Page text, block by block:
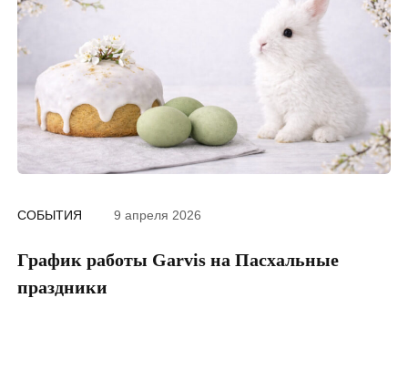
СОБЫТИЯ 9 апреля 2026
График работы Garvis на Пасхальные
праздники